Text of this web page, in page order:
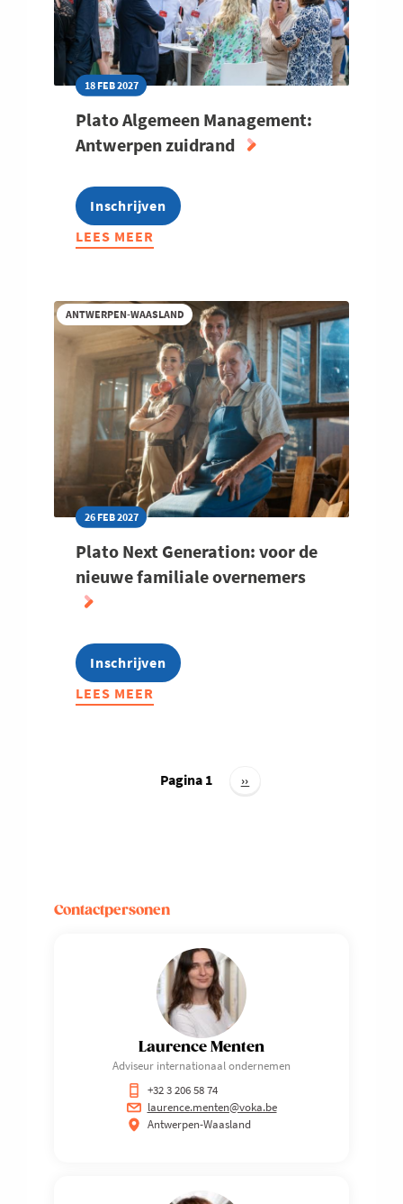
18 FEB 2027
Plato Algemeen Management:
Antwerpen zuidrand
Inschrijven
LEES MEER
ABOUT
MANAGEMENT:
ANTWERPEN
ZUIDRAND
ANTWERPEN-WAASLAND
26 FEB 2027
Plato Next Generation: voor de
nieuwe familiale overnemers
Inschrijven
LEES MEER
ABOUT
Pagina 1
Volgende
››
Contactpersonen
Laurence Menten
Adviseur internationaal ondernemen
+32 3 206 58 74
laurence.menten@voka.be
Antwerpen-Waasland